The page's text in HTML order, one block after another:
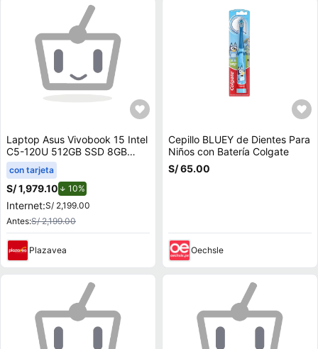
Laptop Asus Vivobook 15 Intel
C5-120U 512GB SSD 8GB
RAM 15.6"" Mochila + Mouse
X1504VA-BQ4454W
con tarjeta
S/ 1,979.10 10%
Internet:S/ 2,199.00
Antes:S/ 2,199.00
Plazavea
Cepillo BLUEY de Dientes Para
Niños con Batería Colgate
S/ 65.00
Oechsle